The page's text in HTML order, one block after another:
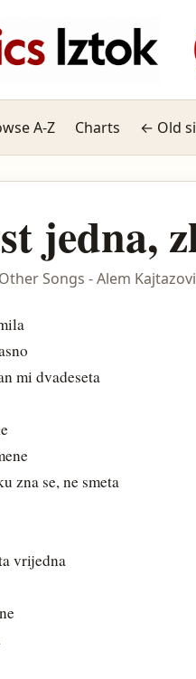
A-Z Charts ← Old
jedna,
Other Songs - Alem
mi dvadeseta
zna se, ne smeta
vrijedna